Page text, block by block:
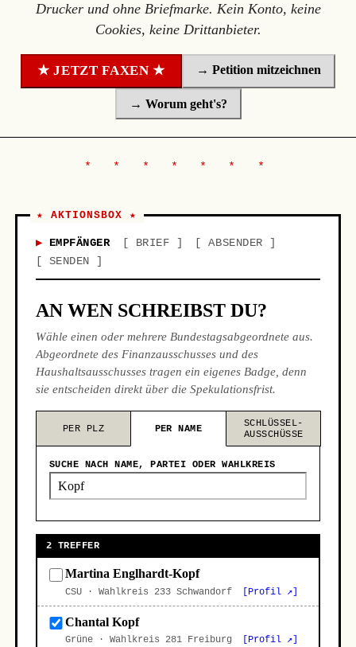
Drucker und ohne Briefmarke. Kein Konto, keine
Cookies, keine Drittanbieter.
★ JETZT FAXEN ★ → Petition mitzeichnen
→ Worum geht's?
★ AKTIONSBOX ★
EMPFÄNGER BRIEF
ABSENDER
SENDEN
AN WEN SCHREIBST DU?
Wähle einen oder mehrere Bundestagsabgeordnete aus.
Abgeordnete des Finanzausschusses und des
Haushaltsausschusses tragen ein eigenes Badge, denn
sie entscheiden direkt über die Spekulationsfrist.
PER PLZ PER NAME
SCHLÜSSEL-
AUSSCHÜSSE
SUCHE NACH NAME, PARTEI ODER WAHLKREIS
2 TREFFER
Martina Englhardt-Kopf
CSU · Wahlkreis 233 Schwandorf [Profil ↗]
Chantal Kopf
Grüne · Wahlkreis 281 Freiburg [Profil ↗]